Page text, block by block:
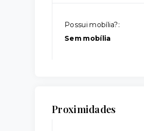
Possui mobília?:
Sem mobília
Proximidades